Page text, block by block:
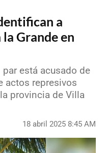
a
Grande en
está acusado de
actos represivos
provincia de Villa
18 abril 2025 8:45 AM